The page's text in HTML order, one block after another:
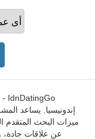
إندونيسيا. يساعد
ميزات البحث المتقدم
عن علاقات جادة،